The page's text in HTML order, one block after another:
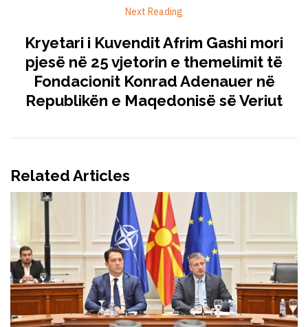
Next Reading
Kryetari i Kuvendit Afrim Gashi mori
pjesë në 25 vjetorin e themelimit të
Fondacionit Konrad Adenauer në
Republikën e Maqedonisë së Veriut
Related Articles